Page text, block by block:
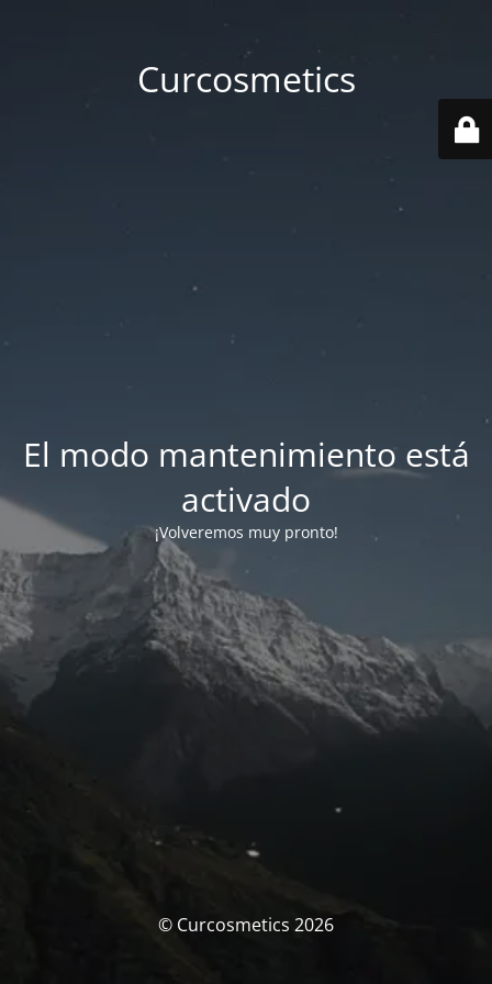
Curcosmetics
El modo mantenimiento está
activado
¡Volveremos muy pronto!
© Curcosmetics 2026